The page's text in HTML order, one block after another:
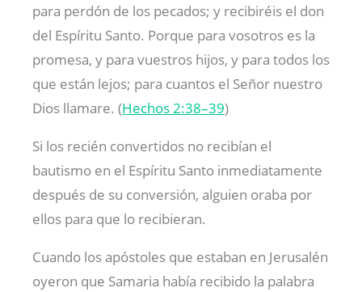
para perdón de los pecados; y recibiréis el don
del Espíritu Santo. Porque para vosotros es la
promesa, y para vuestros hijos, y para todos los
que están lejos; para cuantos el Señor nuestro
Dios llamare. (Hechos 2:38–39)
Si los recién convertidos no recibían el
bautismo en el Espíritu Santo inmediatamente
después de su conversión, alguien oraba por
ellos para que lo recibieran.
Cuando los apóstoles que estaban en Jerusalén
oyeron que Samaria había recibido la palabra